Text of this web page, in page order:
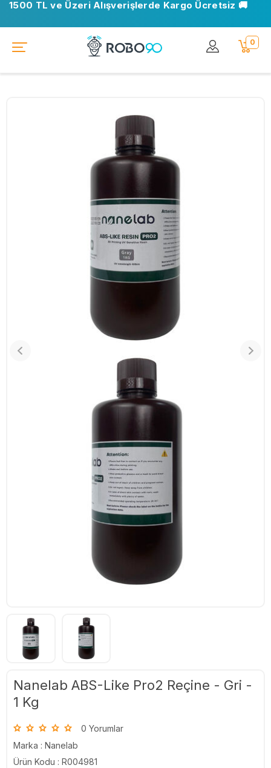
1500 TL ve Üzeri Alışverişlerde Kargo Ücretsiz 🚚
0
Nanelab ABS-Like Pro2 Reçine - Gri -
1 Kg
0 Yorumlar
Marka : Nanelab
Ürün Kodu : R004981